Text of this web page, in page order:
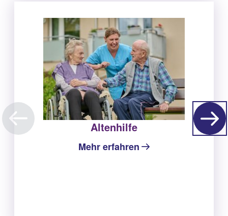
Altenhilfe
Mehr erfahren